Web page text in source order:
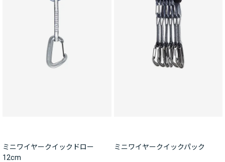
ミニワイヤークイックドロー
12cm
ミニワイヤークイックパック